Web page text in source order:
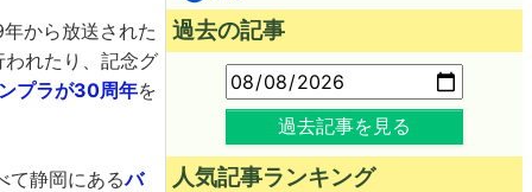
から放送された
れたり、記念グ
プラが30周年を
て静岡にあるバ
過去の記事
過去記事を見る
人気記事ランキング